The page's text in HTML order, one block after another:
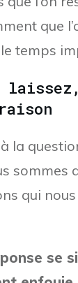
que
temps
la
sommes
qui
se